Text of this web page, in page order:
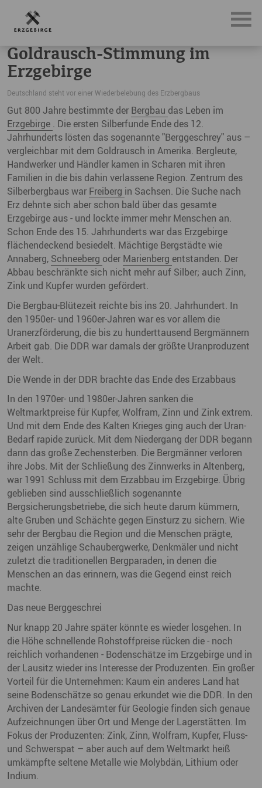
News, Neuigkeiten & Nachrichten aus dem Erzgebirge
Goldrausch-Stimmung im
Erzgebirge
Deutschland steht vor einer Wiederbelebung des Erzbergbaus
Gut 800 Jahre bestimmte der Bergbau das Leben im
Erzgebirge . Die ersten Silberfunde Ende des 12.
Jahrhunderts lösten das sogenannte "Berggeschrey" aus –
vergleichbar mit dem Goldrausch in Amerika. Bergleute,
Handwerker und Händler kamen in Scharen mit ihren
Familien in die bis dahin verlassene Region. Zentrum des
Silberbergbaus war Freiberg in Sachsen. Die Suche nach
Erz dehnte sich aber schon bald über das gesamte
Erzgebirge aus - und lockte immer mehr Menschen an.
Schon Ende des 15. Jahrhunderts war das Erzgebirge
flächendeckend besiedelt. Mächtige Bergstädte wie
Annaberg, Schneeberg oder Marienberg entstanden. Der
Abbau beschränkte sich nicht mehr auf Silber; auch Zinn,
Zink und Kupfer wurden gefördert.
Die Bergbau-Blütezeit reichte bis ins 20. Jahrhundert. In
den 1950er- und 1960er-Jahren war es vor allem die
Uranerzförderung, die bis zu hunderttausend Bergmännern
Arbeit gab. Die DDR war damals der größte Uranproduzent
der Welt.
Die Wende in der DDR brachte das Ende des Erzabbaus
In den 1970er- und 1980er-Jahren sanken die
Weltmarktpreise für Kupfer, Wolfram, Zinn und Zink extrem.
Und mit dem Ende des Kalten Krieges ging auch der Uran-
Bedarf rapide zurück. Mit dem Niedergang der DDR begann
dann das große Zechensterben. Die Bergmänner verloren
ihre Jobs. Mit der Schließung des Zinnwerks in Altenberg,
war 1991 Schluss mit dem Erzabbau im Erzgebirge. Übrig
geblieben sind ausschließlich sogenannte
Bergsicherungsbetriebe, die sich heute darum kümmern,
alte Gruben und Schächte gegen Einsturz zu sichern. Wie
sehr der Bergbau die Region und die Menschen prägte,
zeigen unzählige Schaubergwerke, Denkmäler und nicht
zuletzt die traditionellen Bergparaden, in denen die
Menschen an das erinnern, was die Gegend einst reich
machte.
Das neue Berggeschrei
Nur knapp 20 Jahre später könnte es wieder losgehen. In
die Höhe schnellende Rohstoffpreise rücken die - noch
reichlich vorhandenen - Bodenschätze im Erzgebirge und in
der Lausitz wieder ins Interesse der Produzenten. Ein großer
Vorteil für die Unternehmen: Kaum ein anderes Land hat
seine Bodenschätze so genau erkundet wie die DDR. In den
Archiven der Landesämter für Geologie finden sich genaue
Aufzeichnungen über Ort und Menge der Lagerstätten. Im
Fokus der Produzenten: Zink, Zinn, Wolfram, Kupfer, Fluss-
und Schwerspat – aber auch auf dem Weltmarkt heiß
umkämpfte seltene Metalle wie Molybdän, Lithium oder
Indium.